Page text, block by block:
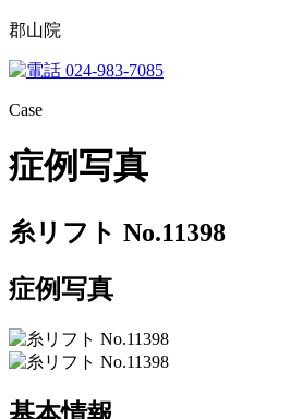
郡山院
024-983-7085
Case
症例写真
糸リフト No.11398
症例写真
基本情報